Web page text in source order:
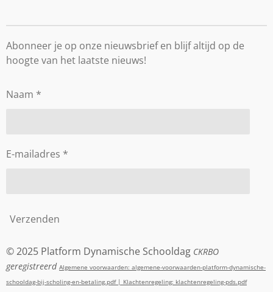
Abonneer je op onze nieuwsbrief en blijf altijd op de
hoogte van het laatste nieuws!
Naam *
E-mailadres *
Verzenden
© 2025 Platform Dynamische Schooldag CKRBO
geregistreerd Algemene voorwaarden: algemene-voorwaarden-platform-dynamische-
schooldag-bij-scholing-en-betaling.pdf | Klachtenregeling: klachtenregeling-pds.pdf